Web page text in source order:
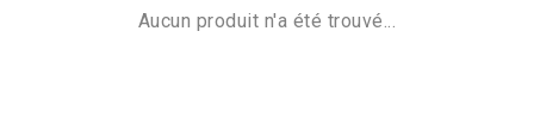
Aucun produit n'a été trouvé...